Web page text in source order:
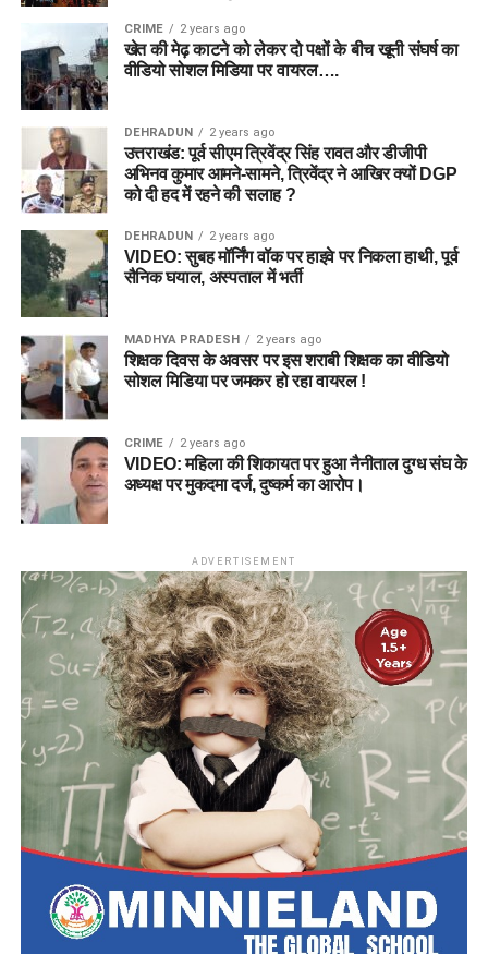
CRIME 2 years ago
खेत की मेढ़ काटने को लेकर दो पक्षों के बीच खूनी संघर्ष का
वीडियो सोशल मिडिया पर वायरल….
DEHRADUN 2 years ago
उत्तराखंड: पूर्व सीएम त्रिवेंद्र सिंह रावत और डीजीपी
अभिनव कुमार आमने-सामने, त्रिवेंद्र ने आखिर क्यों DGP
को दी हद में रहने की सलाह ?
DEHRADUN 2 years ago
VIDEO: सुबह मॉर्निंग वॉक पर हाइवे पर निकला हाथी, पूर्व
सैनिक घयाल, अस्पताल में भर्ती
MADHYA PRADESH 2 years ago
शिक्षक दिवस के अवसर पर इस शराबी शिक्षक का वीडियो
सोशल मिडिया पर जमकर हो रहा वायरल !
CRIME 2 years ago
VIDEO: महिला की शिकायत पर हुआ नैनीताल दुग्ध संघ के
अध्यक्ष पर मुकदमा दर्ज, दुष्कर्म का आरोप।
ADVERTISEMENT